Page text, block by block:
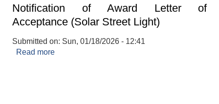
Notification of Award Letter of
Acceptance (Solar Street Light)
Submitted on: Sun, 01/18/2026 - 12:41
Read more